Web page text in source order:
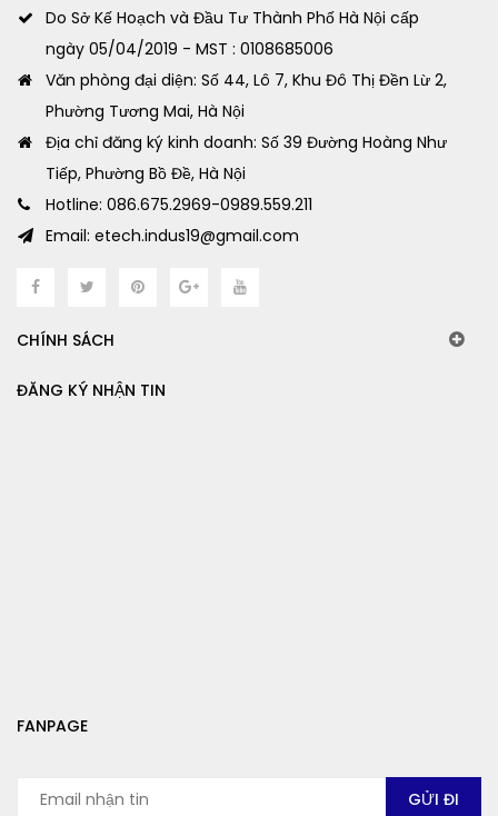
Do Sở Kế Hoạch và Đầu Tư Thành Phố Hà Nội cấp
ngày 05/04/2019 - MST : 0108685006
Văn phòng đại diện: Số 44, Lô 7, Khu Đô Thị Đền Lừ 2,
Phường Tương Mai, Hà Nội
Địa chỉ đăng ký kinh doanh: Số 39 Đường Hoàng Như
Tiếp, Phường Bồ Đề, Hà Nội
Hotline: 086.675.2969-0989.559.211
Email: etech.indus19@gmail.com
CHÍNH SÁCH
ĐĂNG KÝ NHẬN TIN
FANPAGE